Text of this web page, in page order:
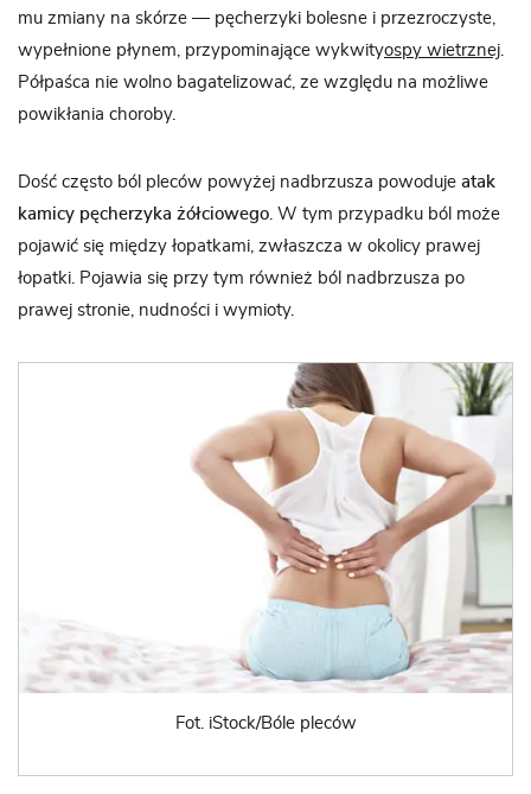
mu zmiany na skórze — pęcherzyki bolesne i przezroczyste,
wypełnione płynem, przypominające wykwityospy wietrznej.
Półpaśca nie wolno bagatelizować, ze względu na możliwe
powikłania choroby.
Dość często ból pleców powyżej nadbrzusza powoduje atak
kamicy pęcherzyka żółciowego. W tym przypadku ból może
pojawić się między łopatkami, zwłaszcza w okolicy prawej
łopatki. Pojawia się przy tym również ból nadbrzusza po
prawej stronie, nudności i wymioty.
Fot. iStock/Bóle pleców